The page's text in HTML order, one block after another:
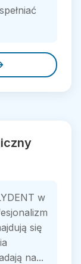
w
się
na...